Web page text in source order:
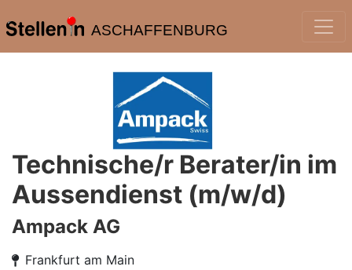
ASCHAFFENBURG
Technische/r Berater/in im
Aussendienst (m/w/d)
Ampack AG
Frankfurt am Main